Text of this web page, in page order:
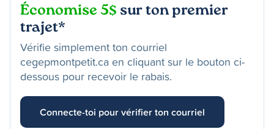
Économise 5$ sur ton premier
trajet*
Vérifie simplement ton courriel
cegepmontpetit.ca en cliquant sur le bouton ci-
dessous pour recevoir le rabais.
Connecte-toi pour vérifier ton courriel